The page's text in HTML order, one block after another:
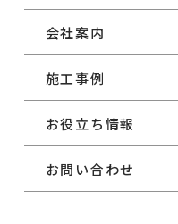
会社案内
施工事例
お役立ち情報
お問い合わせ